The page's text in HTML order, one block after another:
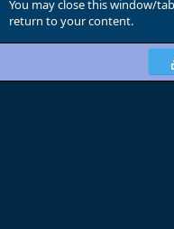
You may close this window/
return to your content.